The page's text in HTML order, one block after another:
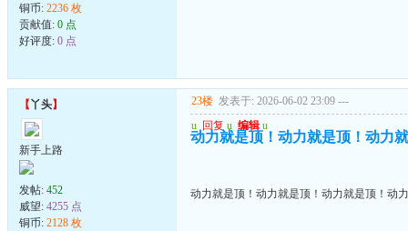
铜币: 2236 枚
贡献值: 0 点
好评度: 0 点
【丫头】
新手上路
发帖: 452
威望: 4255 点
铜币: 2128 枚
23楼 发表于: 2026-06-02 23:09 ---
u 回复 u 编辑 u
动力就是顶！动力就是顶！动力
动力就是顶！动力就是顶！动力就是顶！动